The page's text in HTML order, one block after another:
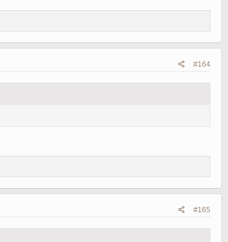
#164
#165